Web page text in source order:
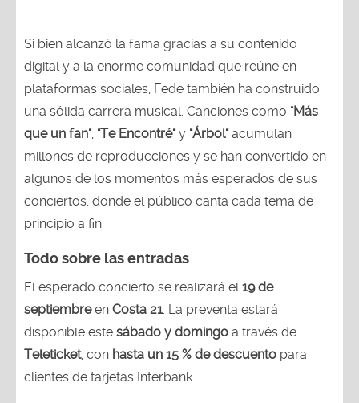
Si bien alcanzó la fama gracias a su contenido
digital y a la enorme comunidad que reúne en
plataformas sociales, Fede también ha construido
una sólida carrera musical. Canciones como "Más
que un fan", "Te Encontré"y "Árbol"acumulan
millones de reproducciones y se han convertido en
algunos de los momentos más esperados de sus
conciertos, donde el público canta cada tema de
principio a fin.
Todo sobre las entradas
El esperado concierto se realizará el 19 de
septiembreen Costa 21 . La preventa estará
disponible este sábado y domingo a través de
Teleticket, con hasta un 15 % de descuento para
clientes de tarjetas Interbank.